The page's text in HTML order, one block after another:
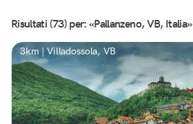
Risultati (73) per: «Pallanzeno, VB, Italia»
3km | Villadossola, VB